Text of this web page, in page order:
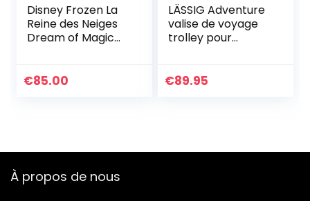
Disney Frozen La
Reine des Neiges
Dream of Magic
50x38x20 cms
€85.00
LÄSSIG Adventure
valise de voyage
trolley pour
transport et roues
€89.95
À propos de nous